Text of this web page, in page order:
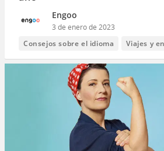
Engoo
3 de enero de 2023
Consejos sobre el idioma
Viajes y